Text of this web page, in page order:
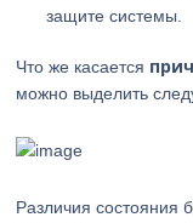
защите системы.
Что же касается
можно выделить
Различия состояния